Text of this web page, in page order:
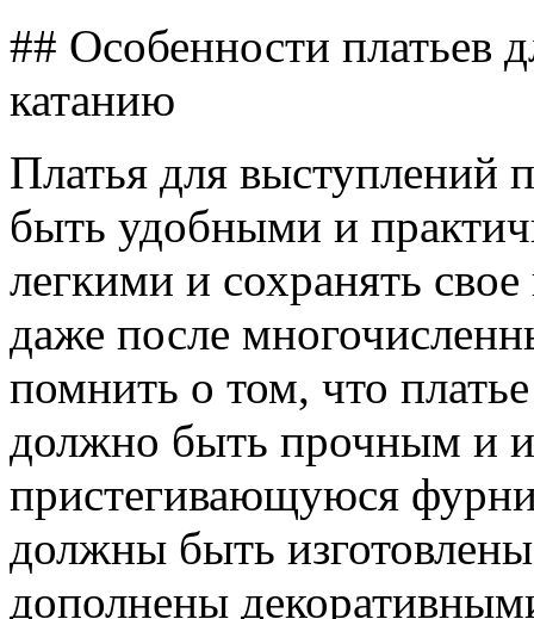
## Особенности платьев
катанию
Платья для
быть удобными и
легкими и сохранять
даже после
помнить о том, что
должно быть прочным и
пристегивающуюся
должны быть
дополнены